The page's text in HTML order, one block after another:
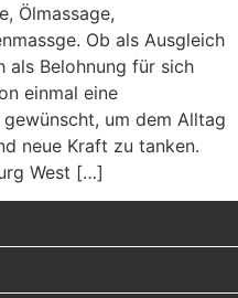
Ölmassage,
Ob als Ausgleich
als Belohnung für sich
einmal eine
um dem Alltag
neue Kraft zu tanken.
West […]